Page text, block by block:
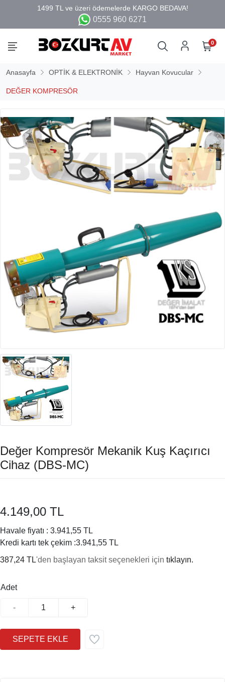
0555 960 6271
0
Anasayfa OPTİK & ELEKTRONİK Hayvan Kovucular
DEĞER KOMPRESÖR
Değer Kompresör Mekanik Kuş Kaçırıcı
Cihaz (DBS-MC)
4.149,00 TL
Havale fiyatı : 3.941,55 TL
Kredi kartı tek çekim :3.941,55 TL
387,24 TL'den başlayan taksit seçenekleri için tıklayın.
Adet
- +